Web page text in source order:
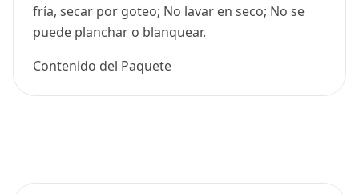
fría, secar por goteo; No lavar en seco; No se
puede planchar o blanquear.
Contenido del Paquete